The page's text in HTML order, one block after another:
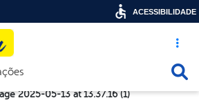
Acesso
navegação
2025-05-13 at 13.37.16 (1)
ACESSIBILIDADE